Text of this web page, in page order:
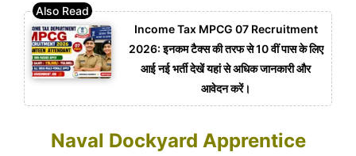
Income Tax MPCG 07 Recruitment
2026: इनकम टैक्स की तरफ से 10 वीं पास के लिए
आई नई भर्ती देखें यहां से अधिक जानकारी और
आवेदन करें।
Naval Dockyard Apprentice